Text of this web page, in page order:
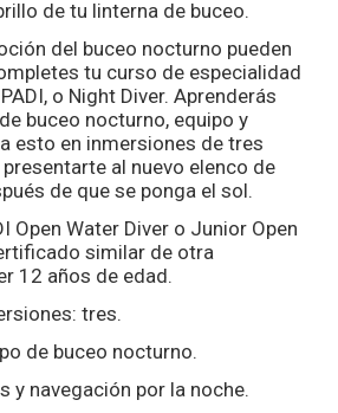
de tu linterna de buceo.
del buceo nocturno pueden
tu curso de especialidad
o Night Diver. Aprenderás
buceo nocturno, equipo y
esto en inmersiones de tres
al nuevo elenco de
de que se ponga el sol.
Open Water Diver o Junior Open
similar de otra
12 años de edad.
tres.
de buceo nocturno.
y navegación por la noche.